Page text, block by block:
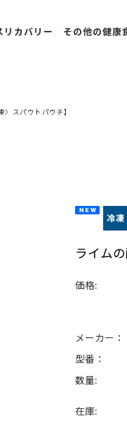
リカバリー
ン入りあ
その他の健康
ピクルス
ミルク
酵素シロッ
プ・ドリン
クラフトコ
〉スパウトパウチ】
ライム
価格:
メーカー：
型番：
数量:
在庫: